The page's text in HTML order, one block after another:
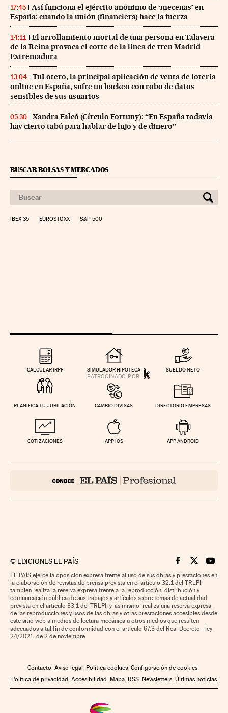
17:45
Así funciona el ejército anónimo de ‘mecenas’ en
España: cuando la unión (financiera) hace la fuerza
14:11
El arrollamiento mortal de una persona en Talavera
de la Reina provoca el corte de la línea de tren Madrid-
Extremadura
13:04
TuLotero, la principal aplicación de venta de lotería
online en España, sufre un hackeo con robo de datos
sensibles de sus usuarios
05:30
Xandra Falcó (Círculo Fortuny): “En España todavía
hay cierto tabú para hablar de lujo y de dinero”
BUSCAR BOLSAS Y MERCADOS
IBEX 35 EUROSTOXX S&P 500
CALCULAR IRPF SIMULADOR HIPOTECA SUELDO NETO
PLANIFICA TU JUBILACIÓN CAMBIO DIVISAS DIRECTORIO EMPRESAS
COTIZACIONES APP IOS APP ANDROID
© EDICIONES EL PAÍS Cinco Días en
Cinco Días
Cinco
EL PAÍS ejerce la oposición expresa frente al uso de sus obras y prestaciones en
la elaboración de revistas de prensa prevista en el artículo 32.1 del TRLPI;
también realiza la reserva expresa frente a la reproducción, distribución y
comunicación pública de sus trabajos y artículos sobre temas de actualidad
prevista en el artículo 33.1 del TRLPI; y, asimismo, realiza una reserva expresa
de las reproducciones y usos de las obras y otras prestaciones accesibles desde
este sitio web a medios de lectura mecánica u otros medios que resulten
adecuados a tal fin de conformidad con el artículo 67.3 del Real Decreto - ley
24/2021, de 2 de noviembre
Contacto Aviso legal Política cookies Configuración de cookies
Política de privacidad Accesibilidad Mapa RSS Newsletters Últimas noticias